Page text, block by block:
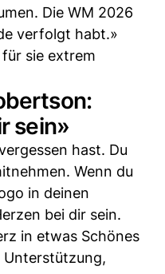
Die WM 2026
verfolgt habt.»
sie extrem
sein»
hast. Du
Wenn du
in deinen
bei dir sein.
in etwas Schönes